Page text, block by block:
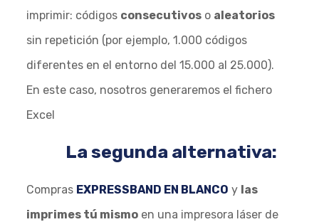
imprimir: códigos consecutivoso aleatorios
sin repetición (por ejemplo, 1.000 códigos
diferentes en el entorno del 15.000 al 25.000).
En este caso, nosotros generaremos el fichero
Excel
La segunda alternativa:
Compras EXPRESSBAND EN BLANCO y las
imprimes tú mismoen una impresora láser de